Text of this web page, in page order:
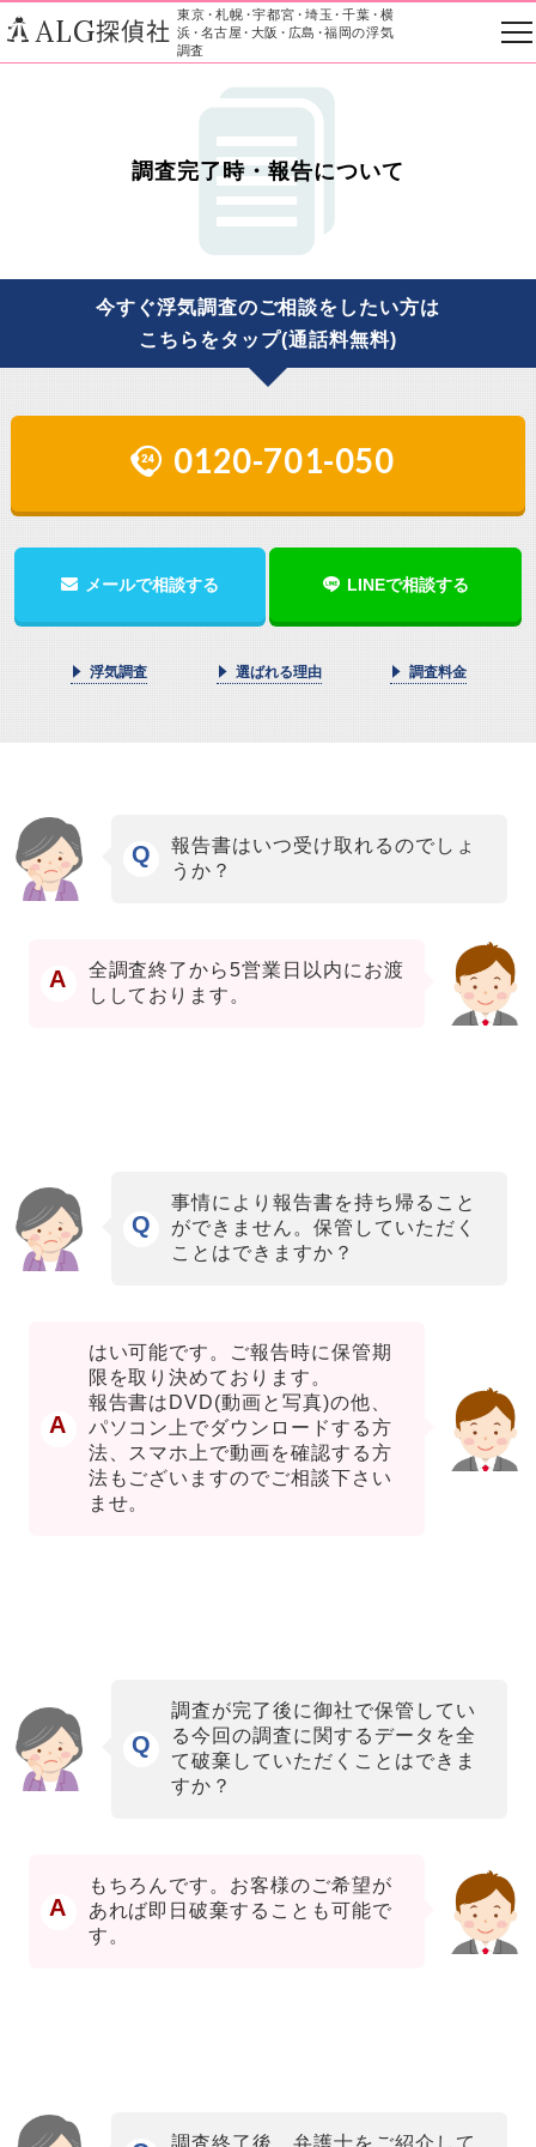
東京・札幌・宇都宮・埼玉・千葉・横
浜・名古屋・大阪 ・広島・福岡の浮気
調査
ALG探偵社
調査完了時・報告について
今すぐ浮気調査のご相談をしたい方は
こちらをタップ(通話料無料)
0120-701-050
メールで相談する LINEで相談する
浮気調査 選ばれる理由 調査料金
Q
報告書はいつ受け取れるのでしょ
うか？
A
全調査終了から5営業日以内にお渡
ししております。
Q
事情により報告書を持ち帰ること
ができません。保管していただく
ことはできますか？
A
はい可能です。ご報告時に保管期
限を取り決めております。
報告書はDVD(動画と写真)の他、
パソコン上でダウンロードする方
法、スマホ上で動画を確認する方
法もございますのでご相談下さい
ませ。
Q
調査が完了後に御社で保管してい
る今回の調査に関するデータを全
て破棄していただくことはできま
すか？
A
もちろんです。お客様のご希望が
あれば即日破棄することも可能で
す。
調査終了後、弁護士をご紹介して